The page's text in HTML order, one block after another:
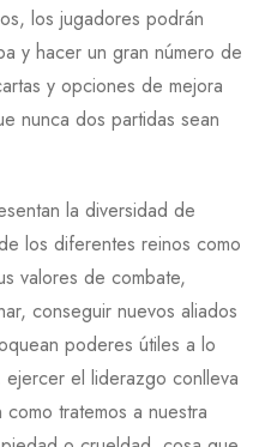
los jugadores podrán
y hacer un gran número de
y opciones de mejora
nunca dos partidas sean
la diversidad de
los diferentes reinos como
valores de combate,
conseguir nuevos aliados
poderes útiles a lo
el liderazgo conlleva
tratemos a nuestra